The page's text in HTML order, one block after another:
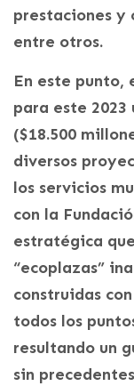
prestaciones y
entre otros.
En este punto,
para este 2023
($18.500
diversos
los servicios
con la
estratégica
“ecoplazas”
construidas
todos los
resultando un
sin